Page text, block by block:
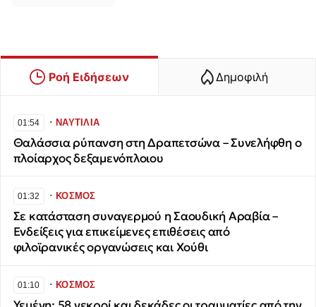
Ροή Ειδήσεων Δημοφιλή
01:54 ∙ΝΑΥΤΙΛΙΑ
Θαλάσσια ρύπανση στη Δραπετσώνα – Συνελήφθη ο
πλοίαρχος δεξαμενόπλοιου
01:32 ∙ΚΟΣΜΟΣ
Σε κατάσταση συναγερμού η Σαουδική Αραβία –
Ενδείξεις για επικείμενες επιθέσεις από
φιλοϊρανικές οργανώσεις και Χούθι
01:10 ∙ΚΟΣΜΟΣ